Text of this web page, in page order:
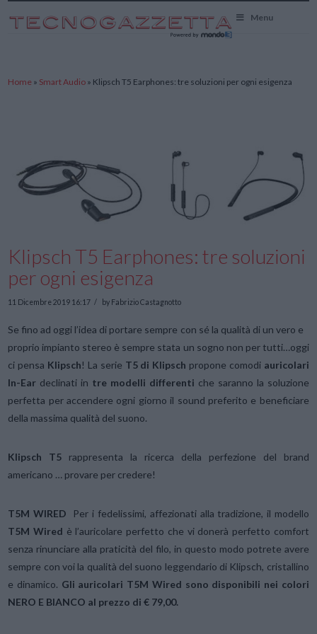
Menu
Home » Smart Audio » Klipsch T5 Earphones: tre soluzioni per ogni esigenza
Klipsch T5 Earphones: tre soluzioni
per ogni esigenza
11 Dicembre 2019 16:17 by Fabrizio Castagnotto
Se fino ad oggi l’idea di portare sempre con sé la qualità di un vero e
proprio impianto stereo è sempre stata un sogno non per tutti…oggi
ci pensa Klipsch! La serie T5 di Klipsch propone comodi auricolari
In-Ear declinati in tre modelli differenti che saranno la soluzione
perfetta per accendere ogni giorno il sound preferito e beneficiare
della massima qualità del suono.
Klipsch T5 rappresenta la ricerca della perfezione del brand
americano … provare per credere!
T5M WIRED Per i fedelissimi, affezionati alla tradizione, il modello
T5M Wired è l’auricolare perfetto che vi donerà perfetto comfort
senza rinunciare alla praticità del filo, in questo modo potrete avere
sempre con voi la qualità del suono leggendario di Klipsch, cristallino
e dinamico. Gli auricolari T5M Wired sono disponibili nei colori
NERO E BIANCO al prezzo di € 79,00.